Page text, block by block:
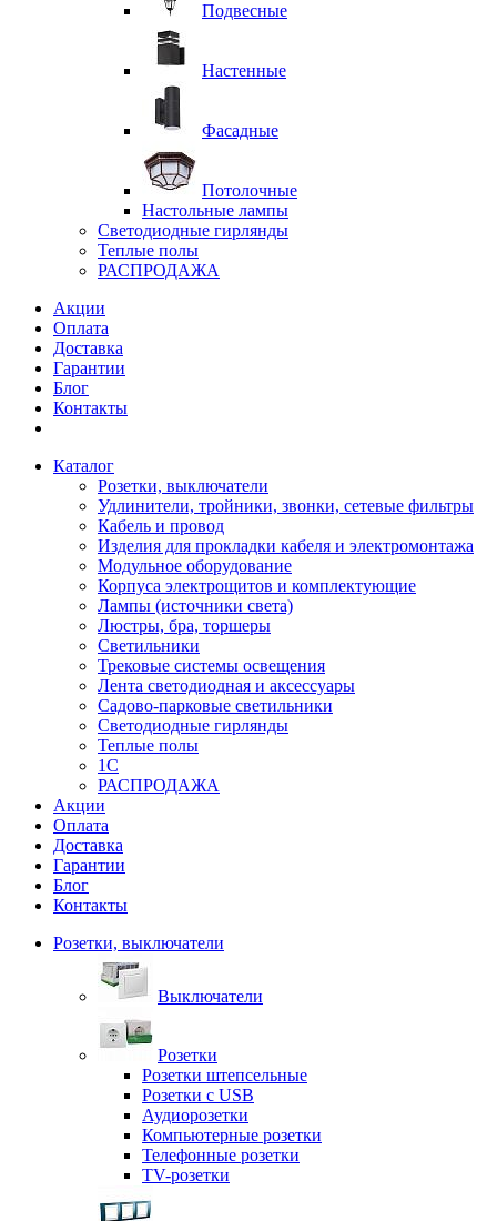
Подвесные
Настенные
Фасадные
Потолочные
Настольные лампы
Светодиодные гирлянды
Теплые полы
РАСПРОДАЖА
Акции
Оплата
Доставка
Гарантии
Блог
Контакты
Каталог
Розетки, выключатели
Удлинители, тройники, звонки, сетевые фильтры
Кабель и провод
Изделия для прокладки кабеля и электромонтажа
Модульное оборудование
Корпуса электрощитов и комплектующие
Лампы (источники света)
Люстры, бра, торшеры
Светильники
Трековые системы освещения
Лента светодиодная и аксессуары
Садово-парковые светильники
Светодиодные гирлянды
Теплые полы
1С
РАСПРОДАЖА
Акции
Оплата
Доставка
Гарантии
Блог
Контакты
Розетки, выключатели
Выключатели
Розетки
Розетки штепсельные
Розетки с USB
Аудиорозетки
Компьютерные розетки
Телефонные розетки
TV-розетки